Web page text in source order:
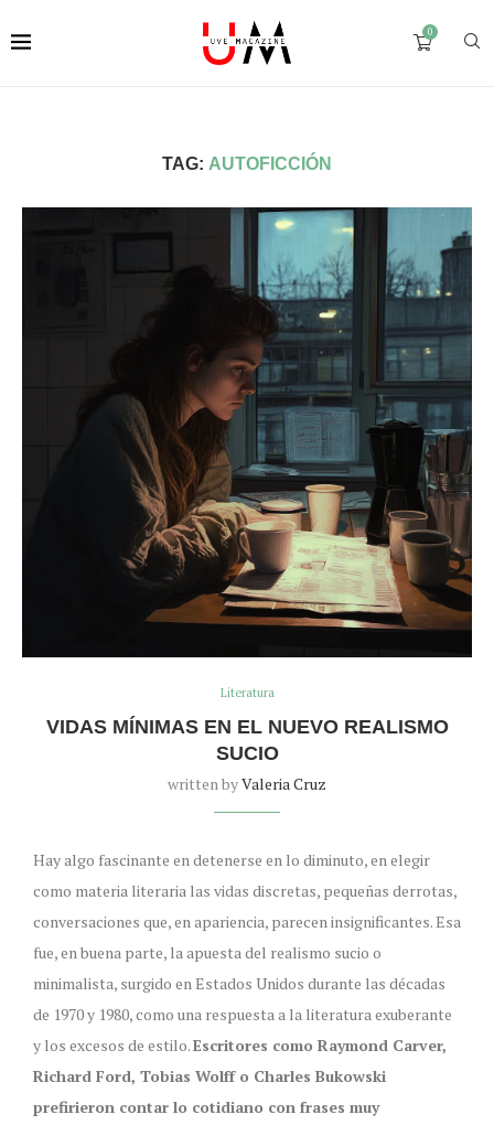
0
TAG: AUTOFICCIÓN
Literatura
VIDAS MÍNIMAS EN EL NUEVO REALISMO
SUCIO
written byValeria Cruz
Hay algo fascinante en detenerse en lo diminuto, en elegir
como materia literaria las vidas discretas, pequeñas derrotas,
conversaciones que, en apariencia, parecen insignificantes. Esa
fue, en buena parte, la apuesta del realismo sucio o
minimalista, surgido en Estados Unidos durante las décadas
de 1970 y 1980, como una respuesta a la literatura exuberante
y los excesos de estilo.Escritores como Raymond Carver,
Richard Ford, Tobias Wolff o Charles Bukowski
prefirieron contar lo cotidiano con frases muy